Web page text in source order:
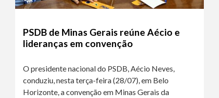
PSDB de Minas Gerais reúne Aécio e
lideranças em convenção
O presidente nacional do PSDB, Aécio Neves,
conduziu, nesta terça-feira (28/07), em Belo
Horizonte, a convenção em Minas Gerais da